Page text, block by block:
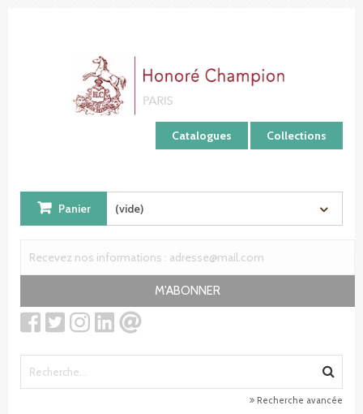
Catalogues Collections
Panier (vide)
M'ABONNER
Recherche avancée